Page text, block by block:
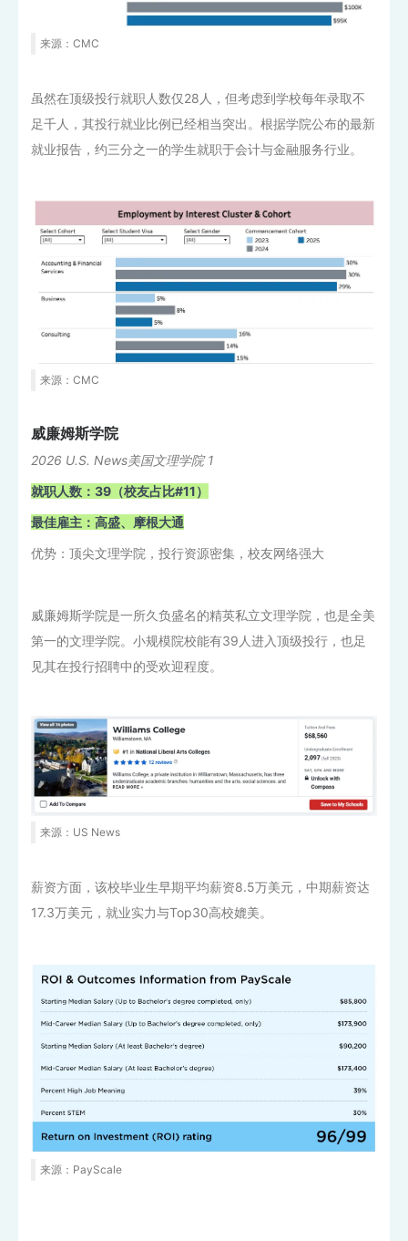
来源：CMC
虽然在顶级投行就职人数仅28人，但考虑到学校每年录取不
足千人，其投行就业比例已经相当突出。根据学院公布的最新
就业报告，约三分之一的学生就职于会计与金融服务行业。
来源：CMC
威廉姆斯学院
2026 U.S. News美国文理学院 1
就职人数：39（校友占比#11）
最佳雇主：高盛、摩根大通
优势：顶尖文理学院，投行资源密集，校友网络强大
威廉姆斯学院是一所久负盛名的精英私立文理学院，也是全美
第一的文理学院。小规模院校能有39人进入顶级投行，也足
见其在投行招聘中的受欢迎程度。
来源：US News
薪资方面，该校毕业生早期平均薪资8.5万美元，中期薪资达
17.3万美元，就业实力与Top30高校媲美。
来源：PayScale